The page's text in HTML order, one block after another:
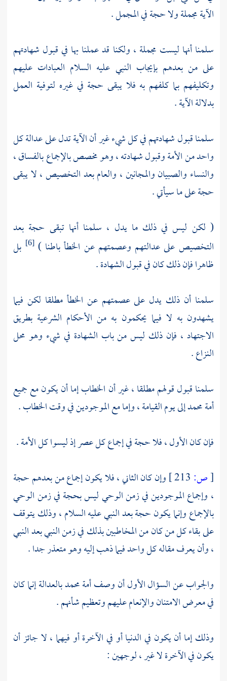
الآية مجملة ولا حجة في المجمل .
سلمنا أنها ليست مجملة ، ولكنا قد عملنا بها في قبول شهادتهم
على من بعدهم بإيجاب النبي عليه السلام العبادات عليهم
وتكليفهم بما كلفهم به فلا يبقى حجة في غيره لتوفية العمل
بدلالة الآية .
سلمنا قبول شهادتهم في كل شيء غير أن الآية تدل على عدالة كل
واحد من الأمة وقبول شهادته ، وهو مخصص بالإجماع بالفساق ،
والنساء والصبيان والمجانين ، والعام بعد التخصيص ، لا يبقى
حجة على ما سيأتي .
( لكن ليس في ذلك ما يدل ، سلمنا أنها تبقى حجة بعد
التخصيص على عدالتهم وعصمتهم عن الخطأ باطنا )[6]
بل
ظاهرا فإن ذلك كان في قبول الشهادة .
سلمنا أن ذلك يدل على عصمتهم عن الخطأ مطلقا لكن فيما
يشهدون به لا فيما يحكمون به من الأحكام الشرعية بطريق
الاجتهاد ، فإن ذلك ليس من باب الشهادة في شيء وهو محل
النزاع .
سلمنا قبول قولهم مطلقا ، غير أن الخطاب إما أن يكون مع جميع
أمةمحمدإلى يوم القيامة ، وإما مع الموجودين في وقت الخطاب .
فإن كان الأول ، فلا حجة في إجماع كل عصر إذ ليسوا كل الأمة .
[ص:
وإن كان الثاني ، فلا يكون إجماع من بعدهم حجة
، وإجماع الموجودين في زمن الوحي ليس بحجة في زمن الوحي
بالإجماع وإنما يكون حجة بعد النبي عليه السلام ، وذلك يتوقف
على بقاء كل من كان من المخاطبين بذلك في زمن النبي بعد النبي
، وأن يعرف مقاله كل واحد فيما ذهب إليه وهو متعذر جدا .
والجواب عن السؤال الأول أن وصف أمةمحمدبالعدالة إنما كان
في معرض الامتنان والإنعام عليهم وتعظيم شأنهم .
وذلك إما أن يكون في الدنيا أو في الآخرة أو فيهما ، لا جائز أن
يكون في الآخرة لا غير ، لوجهين :